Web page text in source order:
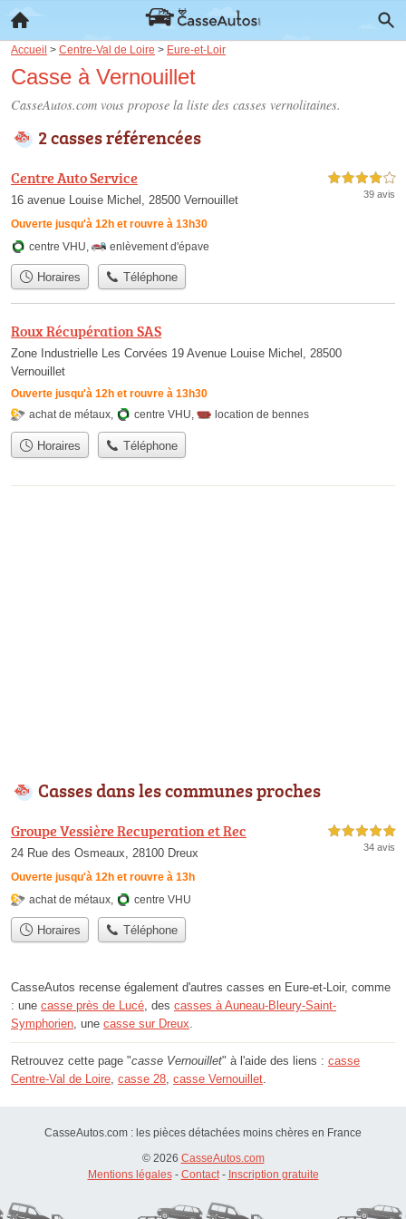
Accueil > Centre-Val de Loire > Eure-et-Loir
Casse à Vernouillet
CasseAutos.com vous propose la liste des casses vernolitaines.
2 casses référencées
Centre Auto Service
16 avenue Louise Michel, 28500 Vernouillet
Ouverte jusqu'à 12h et rouvre à 13h30
4,0 étoiles sur 5
39 avis
centre VHU, enlèvement d'épave
Horaires Téléphone
Roux Récupération SAS
Zone Industrielle Les Corvées 19 Avenue Louise Michel, 28500
Vernouillet
Ouverte jusqu'à 12h et rouvre à 13h30
achat de métaux, centre VHU, location de bennes
Horaires Téléphone
Casses dans les communes proches
Groupe Vessière Recuperation et Rec
24 Rue des Osmeaux, 28100 Dreux
Ouverte jusqu'à 12h et rouvre à 13h
5,0 étoiles sur 5
34 avis
achat de métaux centre VHU
Horaires Téléphone
CasseAutos recense également d'autres casses en Eure-et-Loir, comme
: une casse près de Lucé, des casses à Auneau-Bleury-Saint-
Symphorien, une casse sur Dreux.
Retrouvez cette page "casse Vernouillet" à l'aide des liens : casse
Centre-Val de Loire, casse 28, casse Vernouillet.
CasseAutos.com : les pièces détachées moins chères en France
© 2026 CasseAutos.com
Mentions légales- Contact- Inscription gratuite